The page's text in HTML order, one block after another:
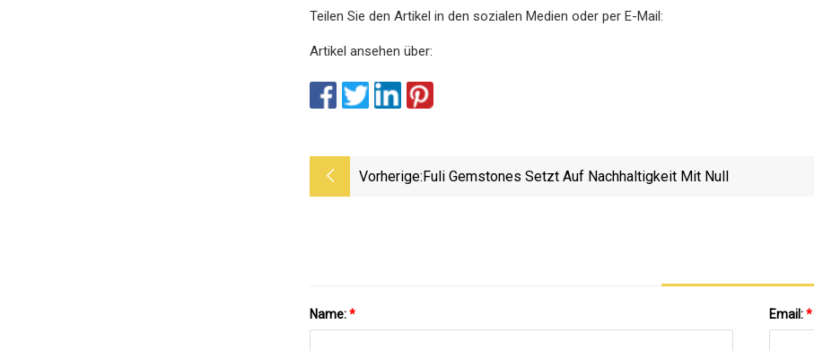
Teilen Sie den Artikel in den sozialen Medien oder per E-Mail:
Artikel ansehen über:
Vorherige:Fuli Gemstones Setzt Auf Nachhaltigkeit Mit Null
Name:* Email:*